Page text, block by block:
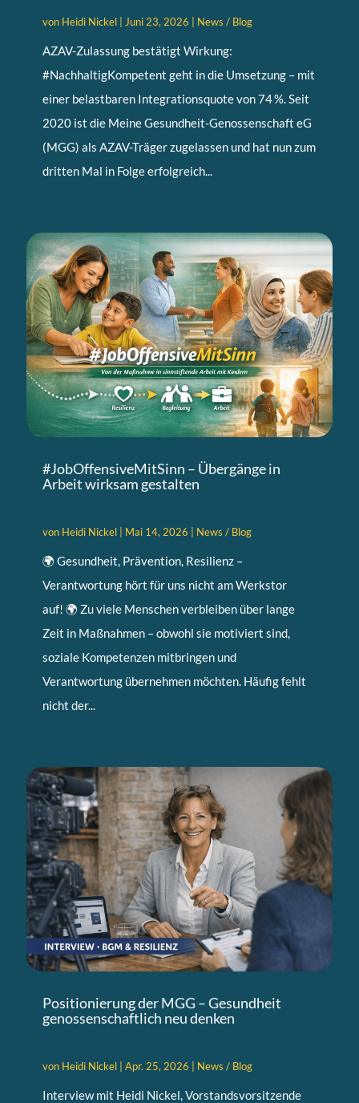
von Heidi Nickel| Juni 23, 2026 News / Blog
AZAV-Zulassung bestätigt Wirkung:
#NachhaltigKompetent geht in die Umsetzung – mit
einer belastbaren Integrationsquote von 74 %. Seit
2020 ist die Meine Gesundheit-Genossenschaft eG
(MGG) als AZAV-Träger zugelassen und hat nun zum
dritten Mal in Folge erfolgreich...
#JobOffensiveMitSinn – Übergänge in
Arbeit wirksam gestalten
von Heidi Nickel| Mai 14, 2026 News / Blog
🌍 Gesundheit, Prävention, Resilienz –
Verantwortung hört für uns nicht am Werkstor
auf! 🌍 Zu viele Menschen verbleiben über lange
Zeit in Maßnahmen – obwohl sie motiviert sind,
soziale Kompetenzen mitbringen und
Verantwortung übernehmen möchten. Häufig fehlt
nicht der...
Positionierung der MGG – Gesundheit
genossenschaftlich neu denken
von Heidi Nickel| Apr. 25, 2026 News / Blog
Interview mit Heidi Nickel, Vorstandsvorsitzende